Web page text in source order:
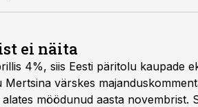
ei näita
4%, siis Eesti päritolu kaupade
värskes
möödunud aasta novembrist.